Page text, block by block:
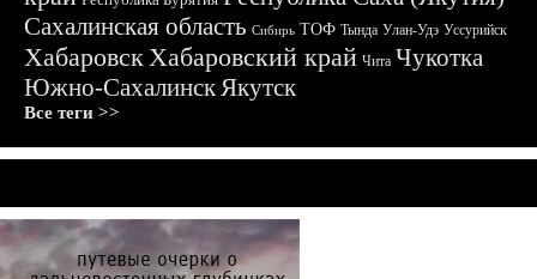
Сахалинская область Сибирь ТОФ Тында Улан-Удэ Уссурийск
ХабаровскХабаровский край Чита Чукотка
Южно-СахалинскЯкутск
Все теги >>